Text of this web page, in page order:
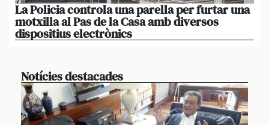
La Policia controla una parella per furtar una
motxilla al Pas de la Casa amb diversos
dispositius electrònics
Notícies destacades